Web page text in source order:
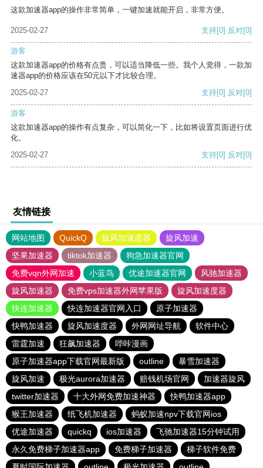
这款加速器app的操作非常简单，一键加速就能开启，非常方便。
2025-02-27 支持[0] 反对[0]
游客
这款加速器app的价格有点贵，可以适当降低一些。我个人觉得，一款加
速器app的价格应该在50元以下才比较合理。
2025-02-27
支持[0] 反对[0]
游客
这款加速器app的操作有点复杂，可以简化一下，比如将设置页面进行优
化。
2025-02-27
支持[0] 反对[0]
友情链接
网站地图 QuickQ 旋风加速度器
旋风加速
坚果加速器
tiktok加速器
狗急加速器官网
免费vqn外网加速
小蓝鸟 优途加速器官网
风驰加速器
旋风加速器
免费vps加速器外网苹果版
旋风加速度器
快连加速器
快连加速器官网入口
原子加速器
快鸭加速器
旋风加速度器 外网网址导航
软件中心
雷霆加速
狂飙加速器
哔咔漫画
原子加速器app下载官网最新版
outline
暴雪加速器
旋风加速
极光aurora加速器 赔钱机场官网
加速器旋风
twitter加速器
十大外网免费加速神器
快鸭加速器app
猴王加速器
纸飞机加速器
蚂蚁加速npv下载官网ios
优途加速器
quickq ios加速器
飞驰加速器15分钟试用
永久免费梯子加速器app
免费梯子加速器
梯子软件免费